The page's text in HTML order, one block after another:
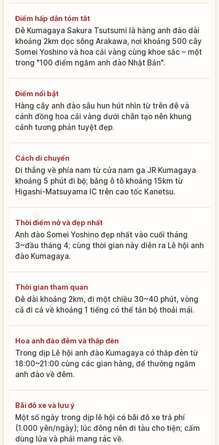
Điểm hấp dẫn tóm tắt
Đê Kumagaya Sakura Tsutsumi là hàng anh đào dài
khoảng 2km dọc sông Arakawa, nơi khoảng 500 cây
Somei Yoshino và hoa cải vàng cùng khoe sắc – một
trong "100 điểm ngắm anh đào Nhật Bản".
Điểm nổi bật
Hàng cây anh đào sâu hun hút nhìn từ trên đê và
cánh đồng hoa cải vàng dưới chân tạo nên khung
cảnh tương phản tuyệt đẹp.
Cách di chuyển
Đi thẳng về phía nam từ cửa nam ga JR Kumagaya
khoảng 5 phút đi bộ; bằng ô tô khoảng 15km từ
Higashi-Matsuyama IC trên cao tốc Kanetsu.
Thời điểm nở và đẹp nhất
Anh đào Somei Yoshino đẹp nhất vào cuối tháng
3~đầu tháng 4; cùng thời gian này diễn ra Lễ hội anh
đào Kumagaya.
Thời gian tham quan
Đê dài khoảng 2km, đi một chiều 30~40 phút, vòng
cả đi cả về khoảng 1 tiếng có thể tản bộ thoải mái.
Hoa anh đào đêm và thắp đèn
Trong dịp Lễ hội anh đào Kumagaya có thắp đèn từ
18:00~21:00 cùng các gian hàng, để thưởng ngắm
anh đào về đêm.
Bãi đỗ xe và lưu ý
Một số ngày trong dịp lễ hội có bãi đỗ xe trả phí
(1.000 yên/ngày); lúc đông nên đi tàu cho tiện; cấm
dùng lửa và phải mang rác về.